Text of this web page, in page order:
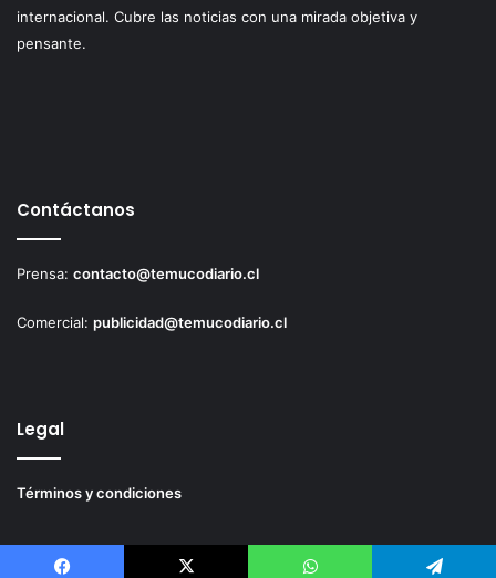
internacional. Cubre las noticias con una mirada objetiva y
pensante.
Contáctanos
Prensa: contacto@temucodiario.cl
Comercial: publicidad@temucodiario.cl
Legal
Términos y condiciones